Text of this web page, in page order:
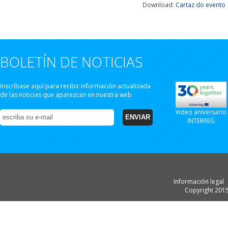
Download: Cartaz do evento
BOLETÍN DE NOTICIAS
Inscríbase aquí para recibir información actualizada
de las noticias que aparezcan en nuestra web
Video aniversario
INTERREG
Información legal
Copyright